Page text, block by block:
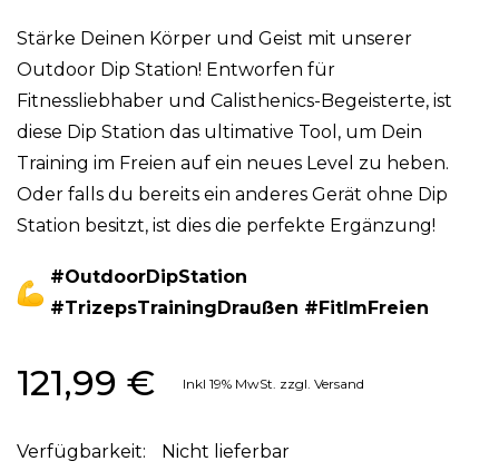
Bildgalerie
springen
Stärke Deinen Körper und Geist mit unserer
Outdoor Dip Station! Entworfen für
Fitnessliebhaber und Calisthenics-Begeisterte, ist
diese Dip Station das ultimative Tool, um Dein
Training im Freien auf ein neues Level zu heben.
Oder falls du bereits ein anderes Gerät ohne Dip
Station besitzt, ist dies die perfekte Ergänzung!
#OutdoorDipStation
#TrizepsTrainingDraußen #FitImFreien
121,99 € Inkl 19% MwSt. zzgl. Versand
Nicht lieferbar